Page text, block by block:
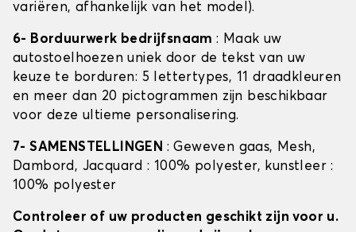
variëren, afhankelijk van het model).
6- Borduurwerk bedrijfsnaam: Maak uw
autostoelhoezen uniek door de tekst van uw
keuze te borduren: 5 lettertypes, 11 draadkleuren
en meer dan 20 pictogrammen zijn beschikbaar
voor deze ultieme personalisering.
7- SAMENSTELLINGEN : Geweven gaas, Mesh,
Dambord, Jacquard : 100% polyester, kunstleer :
100% polyester
Controleer of uw producten geschikt zijn voor u.